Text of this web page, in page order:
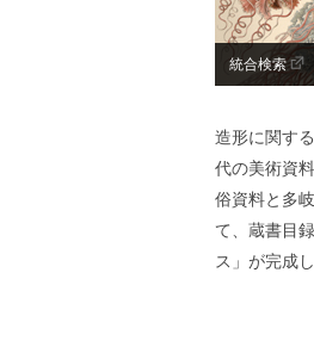
統合検索
造形に関す
代の美術資
俗資料と多
て、蔵書目
ス」が完成